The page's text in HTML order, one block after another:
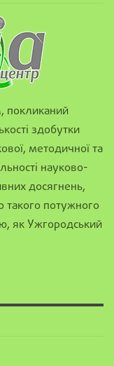
покликаний
здобутки
методичної та
науково-
досягнень,
такого потужного
як Ужгородський